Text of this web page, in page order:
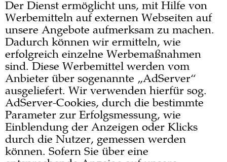
Der Dienst ermöglicht uns, mit Hilfe von
Werbemitteln auf externen Webseiten auf
unsere Angebote aufmerksam zu machen.
Dadurch können wir ermitteln, wie
erfolgreich einzelne Werbemaßnahmen
sind. Diese Werbemittel werden vom
Anbieter über sogenannte „AdServer“
ausgeliefert. Wir verwenden hierfür sog.
AdServer-Cookies, durch die bestimmte
Parameter zur Erfolgsmessung, wie
Einblendung der Anzeigen oder Klicks
durch die Nutzer, gemessen werden
können. Sofern Sie über eine